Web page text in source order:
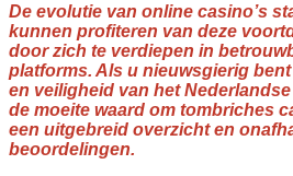
De evolutie van online casino’s
kunnen profiteren van deze
door zich te verdiepen in
platforms. Als u nieuwsgierig
en veiligheid van het
de moeite waard om tombriches
een uitgebreid overzicht en
beoordelingen.